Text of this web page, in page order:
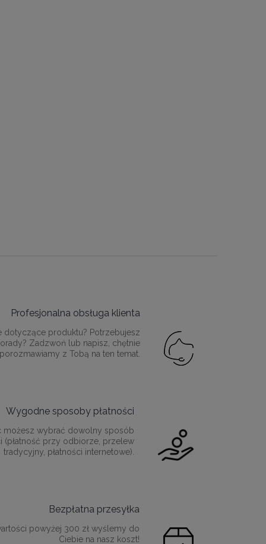
Profesjonalna obsługa klienta
dotyczące produktu? Potrzebujesz
Zadzwoń lub napisz, chętnie
z Tobą na ten temat.
Wygodne sposoby płatności
możesz wybrać dowolny sposób
(płatność przy odbiorze, przelew
tradycyjny, płatności internetowe).
Bezpłatna przesyłka
powyżej 300 zł wyślemy do
Ciebie na nasz koszt!